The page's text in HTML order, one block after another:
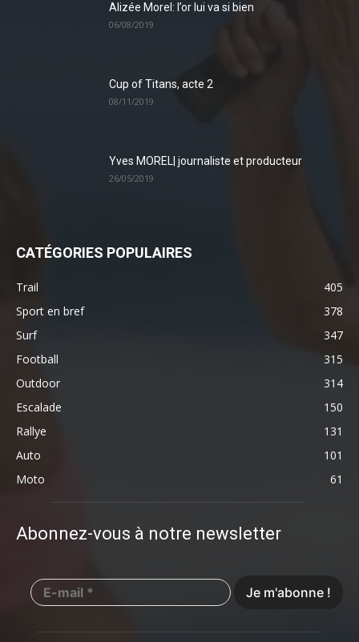
Alizée Morel: l’or lui va si bien
06/08/2019
Cup of Titans, acte 2
08/11/2019
Yves MOREL| journaliste et producteur
26/05/2019
CATÉGORIES POPULAIRES
Trail
405
Sport en bref
378
Surf
347
Football
315
Outdoor
314
Escalade
150
Rallye
131
Auto
101
Moto
61
Abonnez-vous à notre newsletter